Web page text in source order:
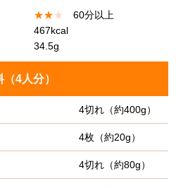
★★★
60分以上
467kcal
34.5g
（4人分）
4切れ（約400g）
4枚（約20g）
4切れ（約80g）